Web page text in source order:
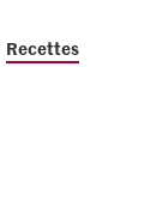
Recettes